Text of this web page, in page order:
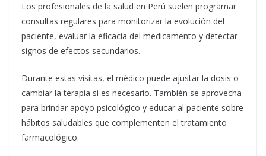
Los profesionales de la salud en Perú suelen programar
consultas regulares para monitorizar la evolución del
paciente, evaluar la eficacia del medicamento y detectar
signos de efectos secundarios.
Durante estas visitas, el médico puede ajustar la dosis o
cambiar la terapia si es necesario. También se aprovecha
para brindar apoyo psicológico y educar al paciente sobre
hábitos saludables que complementen el tratamiento
farmacológico.